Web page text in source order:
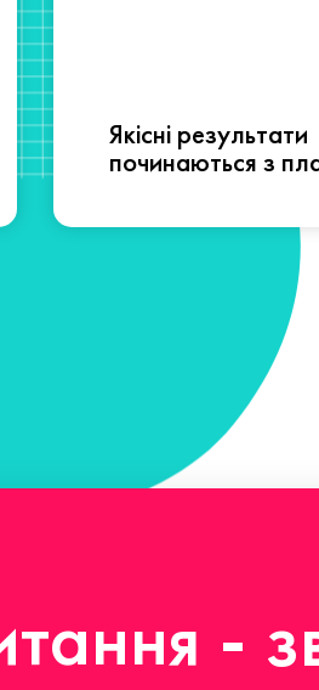
Якісні результати
починаються з
-